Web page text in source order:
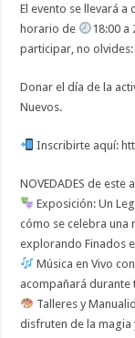
El evento se llevará a
horario de
18:00 a
participar, no olvides:
Donar el día de la
Nuevos.
Inscribirte aquí:
NOVEDADES de este
Exposición: Un
cómo se celebra una
explorando Finados
Música en Vivo
acompañará durante
Talleres y
disfruten de la magia